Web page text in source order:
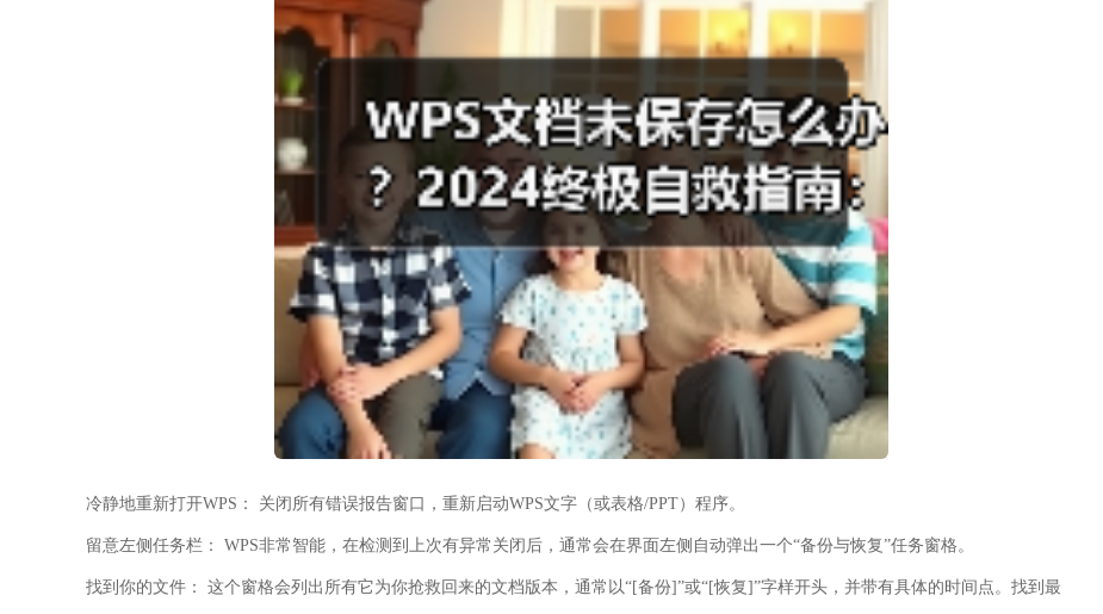
冷静地重新打开WPS： 关闭所有错误报告窗口，重新启动WPS文字（或表格/PPT）程序。
留意左侧任务栏： WPS非常智能，在检测到上次有异常关闭后，通常会在界面左侧自动弹出一个“备份与恢复”任务窗格。
找到你的文件： 这个窗格会列出所有它为你抢救回来的文档版本，通常以“[备份]”或“[恢复]”字样开头，并带有具体的时间点。找到最